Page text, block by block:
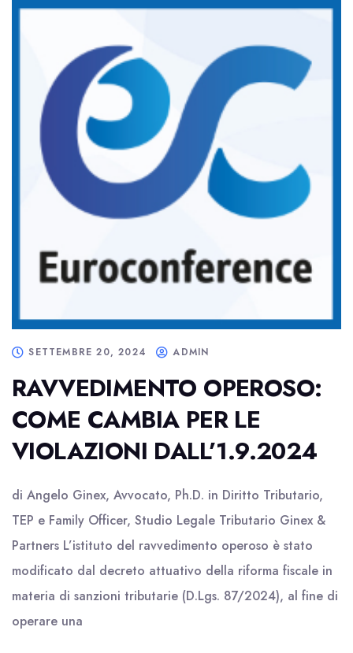
SETTEMBRE 20, 2024 ADMIN
RAVVEDIMENTO OPEROSO:
COME CAMBIA PER LE
VIOLAZIONI DALL’1.9.2024
di Angelo Ginex, Avvocato, Ph.D. in Diritto Tributario,
TEP e Family Officer, Studio Legale Tributario Ginex &
Partners L’istituto del ravvedimento operoso è stato
modificato dal decreto attuativo della riforma fiscale in
materia di sanzioni tributarie (D.Lgs. 87/2024), al fine di
operare una